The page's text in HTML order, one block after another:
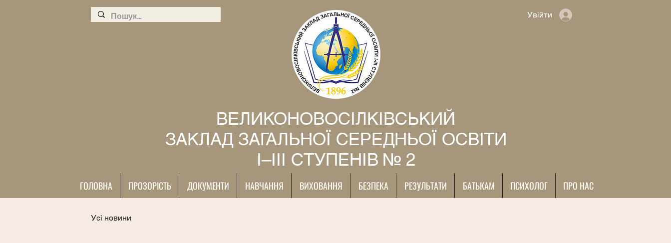
Увійти
ВЕЛИКОНОВОСІЛКІВСЬКИЙ
ЗАКЛАД ЗАГАЛЬНОЇ СЕРЕДНЬОЇ ОСВІТИ
І–ІІІ СТУПЕНІВ № 2
ГОЛОВНА ПРОЗОРІСТЬ ДОКУМЕНТИ НАВЧАННЯ ВИХОВАННЯ БЕЗПЕКА РЕЗУЛЬТАТИ БАТЬКАМ ПСИХОЛОГ ПРО НАС
Усі новини